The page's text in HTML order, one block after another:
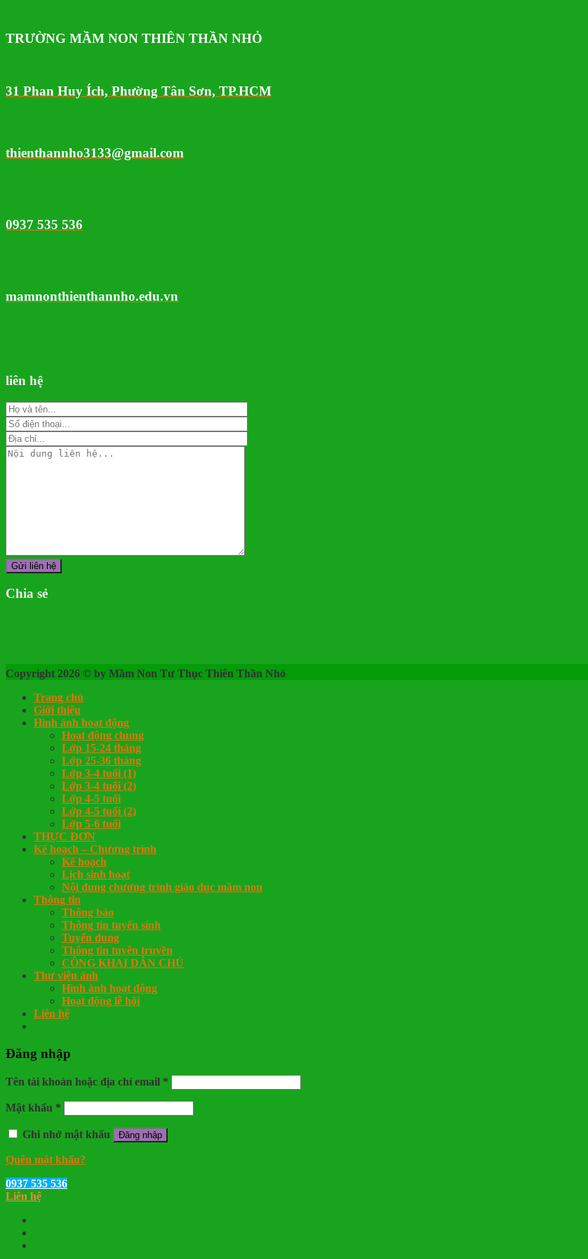
TRƯỜNG MẦM NON THIÊN THẦN NHỎ
31 Phan Huy Ích, Phường Tân Sơn, TP.HCM
thienthannho3133@gmail.com
0937 535 536
mamnonthienthannho.edu.vn
liên hệ
Chia sẻ
Copyright 2026 © by Mầm Non Tư Thục Thiên Thần Nhỏ
Trang chủ
Giới thiệu
Hình ảnh hoạt động
Hoạt động chung
Lớp 15-24 tháng
Lớp 25-36 tháng
Lớp 3-4 tuổi (1)
Lớp 3-4 tuổi (2)
Lớp 4-5 tuổi
Lớp 4-5 tuổi (2)
Lớp 5-6 tuổi
THỰC ĐƠN
Kế hoạch – Chương trình
Kế hoạch
Lịch sinh hoạt
Nội dung chương trình giáo dục mầm non
Thông tin
Thông báo
Thông tin tuyển sinh
Tuyển dụng
Thông tin tuyên truyền
CÔNG KHAI DÂN CHỦ
Thư viện ảnh
Hình ảnh hoạt động
Hoạt động lễ hội
Liên hệ
Đăng nhập
Tên tài khoản hoặc địa chỉ email *
Mật khẩu *
Ghi nhớ mật khẩu Đăng nhập
Quên mật khẩu?
0937 535 536
Liên hệ